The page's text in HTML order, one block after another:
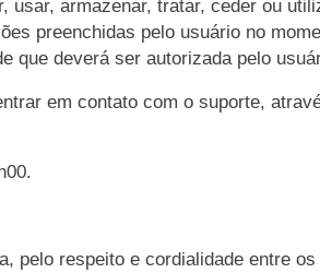
usar, armazenar, tratar, ceder ou
preenchidas pelo usuário no
que deverá ser autorizada pelo
em contato com o suporte,
pelo respeito e cordialidade entre